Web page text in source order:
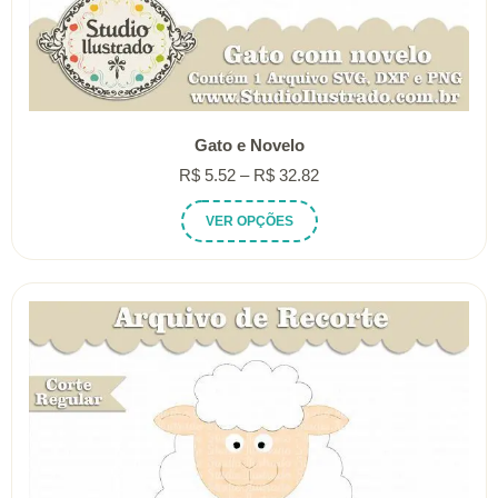
Gato e Novelo
R$ 5.52 – R$ 32.82Faixa
através
R$ 32.82
VER OPÇÕES
produto
tem
várias
variantes.
As
opções
ser
escolhidas
na
página